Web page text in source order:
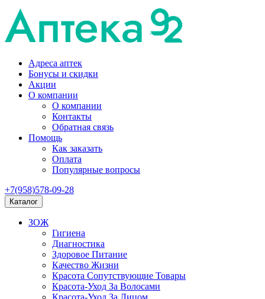
Адреса аптек
Бонусы и скидки
Акции
О компании
О компании
Контакты
Обратная связь
Помощь
Как заказать
Оплата
Популярные вопросы
+7(958)578-09-28
Каталог
ЗОЖ
Гигиена
Диагностика
Здоровое Питание
Качество Жизни
Красота Сопутствующие Товары
Красота-Уход За Волосами
Красота-Уход За Лицом